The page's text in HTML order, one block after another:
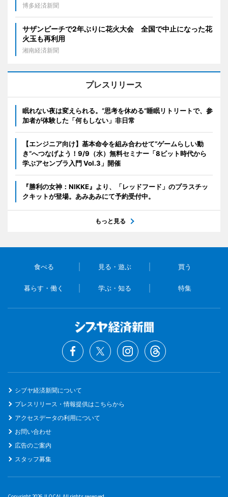
博多経済新聞
サザンビーチで2年ぶりに花火大会 全国で中止になった花
火玉も再利用
湘南経済新聞
プレスリリース
眠れない夜は変えられる。“思考を休める”睡眠リトリートで、参
加者が体験した「何もしない」非日常
【エンジニア向け】基本命令を組み合わせて“ゲームらしい動
き”へつなげよう！9/9（水）無料セミナー「8ビット時代から
学ぶアセンブラ入門 Vol.3」開催
『勝利の女神：NIKKE』より、「レッドフード」のプラスチッ
クキットが登場。あみあみにて予約受付中。
もっと見る
食べる 見る・遊ぶ 買う
暮らす・働く 学ぶ・知る 特集
シブヤ経済新聞について
プレスリリース・情報提供はこちらから
アクセスデータの利用について
お問い合わせ
広告のご案内
スタッフ募集